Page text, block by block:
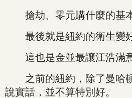
搶劫、零元購什麼的基本
最後就是紐約的衛生變好
這也是金並最讓江浩滿意
之前的紐約，除了曼哈
說實話，並不算特別好。